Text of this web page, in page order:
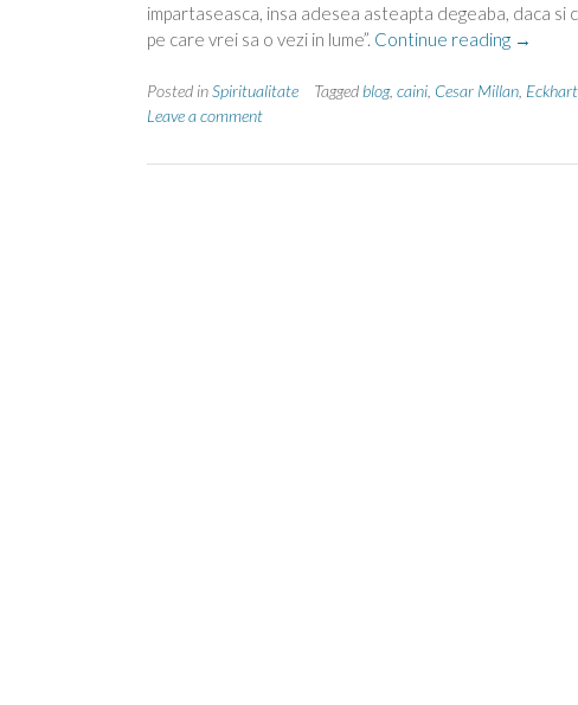
impartaseasca, insa adesea asteapta degeaba, daca si
pe care vrei sa o vezi in lume”. Continue reading
“Cezar
cainii”
→
Posted inSpiritualitate Tagged blog, caini Cesar Millan
Leave a comment